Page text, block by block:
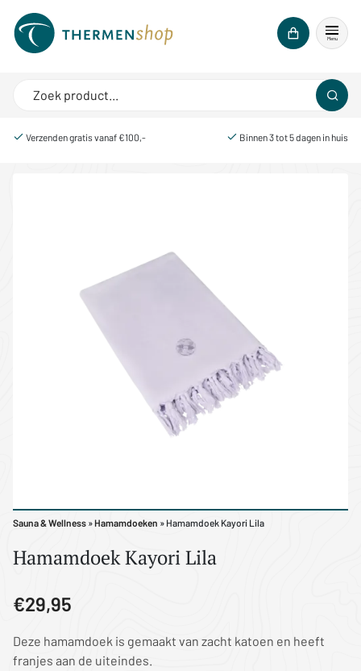
Menu
Verzenden gratis vanaf €100,- Binnen 3 tot 5 dagen in huis
Sauna & Wellness »Hamamdoeken » Hamamdoek Kayori Lila
Hamamdoek Kayori Lila
€29,95
Deze hamamdoek is gemaakt van zacht katoen en heeft
franjes aan de uiteindes.